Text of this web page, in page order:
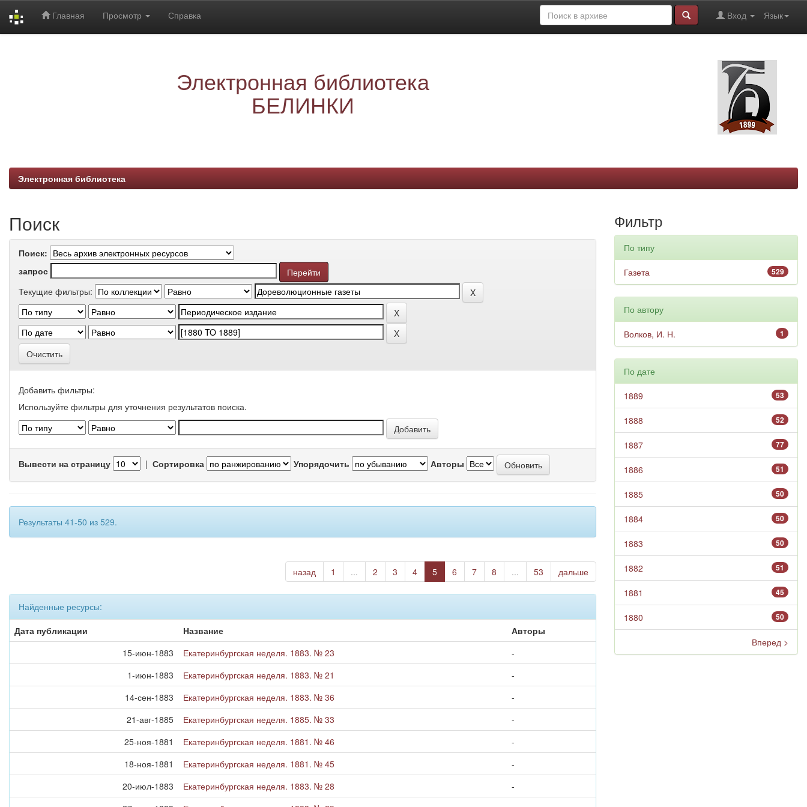
Главная Просмотр Справка Язык
Вход
Электронная библиотека
БЕЛИНКИ
Электронная библиотека
Поиск
Поиск:
запрос
Текущие фильтры:
Очистить
Добавить фильтры:
Используйте фильтры для уточнения результатов поиска.
Вывести на страницу | Сортировка Упорядочить Авторы
Результаты 41-50 из 529.
назад 1 ... 2 3 4 5 6 7 8 ... 53 дальше
Найденные ресурсы:
Дата публикации
Название
Авторы
15-июн-1883
Екатеринбургская неделя. 1883. № 23
-
1-июн-1883
Екатеринбургская неделя. 1883. № 21
-
14-сен-1883
Екатеринбургская неделя. 1883. № 36
-
21-авг-1885
Екатеринбургская неделя. 1885. № 33
-
25-ноя-1881
Екатеринбургская неделя. 1881. № 46
-
18-ноя-1881
Екатеринбургская неделя. 1881. № 45
-
20-июл-1883
Екатеринбургская неделя. 1883. № 28
-
Фильтр
По типу
529
Газета
По автору
1
Волков, И. Н.
По дате
53
1889
52
1888
77
1887
51
1886
50
1885
50
1884
50
1883
51
1882
45
1881
50
1880
Вперед >